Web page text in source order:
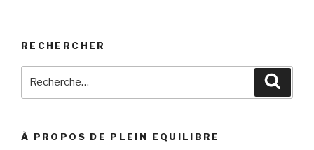
RECHERCHER
À PROPOS DE PLEIN EQUILIBRE